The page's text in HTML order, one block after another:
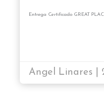
Entrega Certificado GREAT
Angel Linares |